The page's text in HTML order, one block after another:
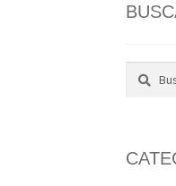
Buscar
por:
Buscar